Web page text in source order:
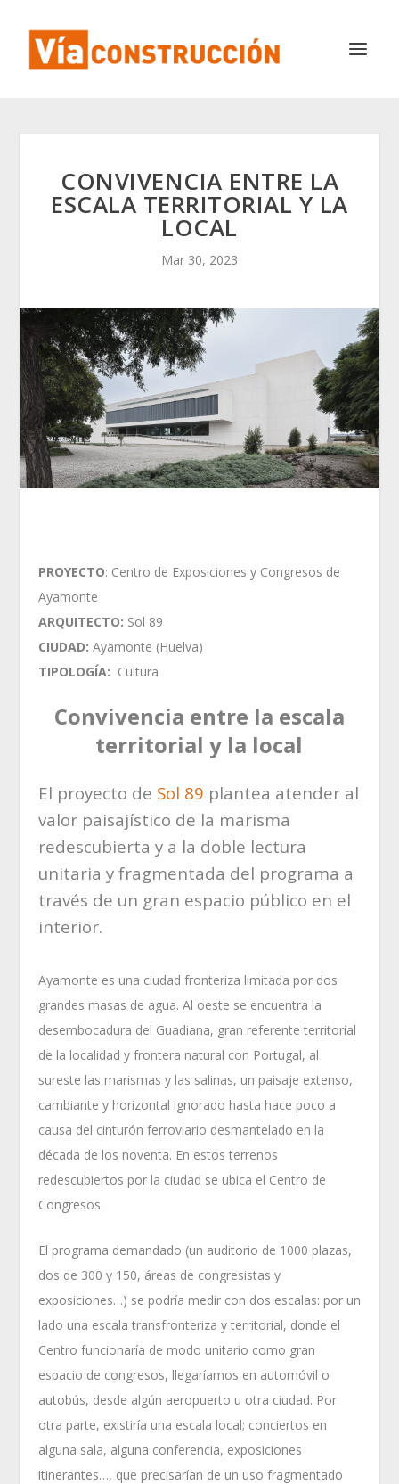
CONVIVENCIA ENTRE LA
ESCALA TERRITORIAL Y LA
LOCAL
Mar 30, 2023
PROYECTO: Centro de Exposiciones y Congresos de
Ayamonte
ARQUITECTO: Sol 89
CIUDAD: Ayamonte (Huelva)
TIPOLOGÍA: Cultura
Convivencia entre la escala
territorial y la local
El proyecto de Sol 89 plantea atender al
valor paisajístico de la marisma
redescubierta y a la doble lectura
unitaria y fragmentada del programa a
través de un gran espacio público en el
interior.
Ayamonte es una ciudad fronteriza limitada por dos
grandes masas de agua. Al oeste se encuentra la
desembocadura del Guadiana, gran referente territorial
de la localidad y frontera natural con Portugal, al
sureste las marismas y las salinas, un paisaje extenso,
cambiante y horizontal ignorado hasta hace poco a
causa del cinturón ferroviario desmantelado en la
década de los noventa. En estos terrenos
redescubiertos por la ciudad se ubica el Centro de
Congresos.
El programa demandado (un auditorio de 1000 plazas,
dos de 300 y 150, áreas de congresistas y
exposiciones…) se podría medir con dos escalas: por un
lado una escala transfronteriza y territorial, donde el
Centro funcionaría de modo unitario como gran
espacio de congresos, llegaríamos en automóvil o
autobús, desde algún aeropuerto u otra ciudad. Por
otra parte, existiría una escala local; conciertos en
alguna sala, alguna conferencia, exposiciones
itinerantes…, que precisarían de un uso fragmentado